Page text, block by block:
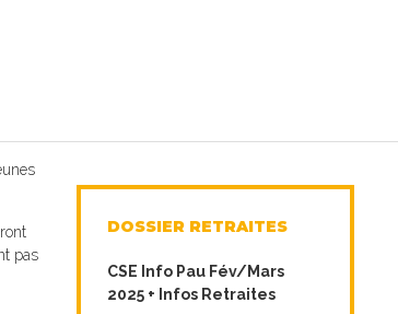
pas
DOSSIER RETRAITES
CSE Info Pau Fév/Mars
2025 + Infos Retraites